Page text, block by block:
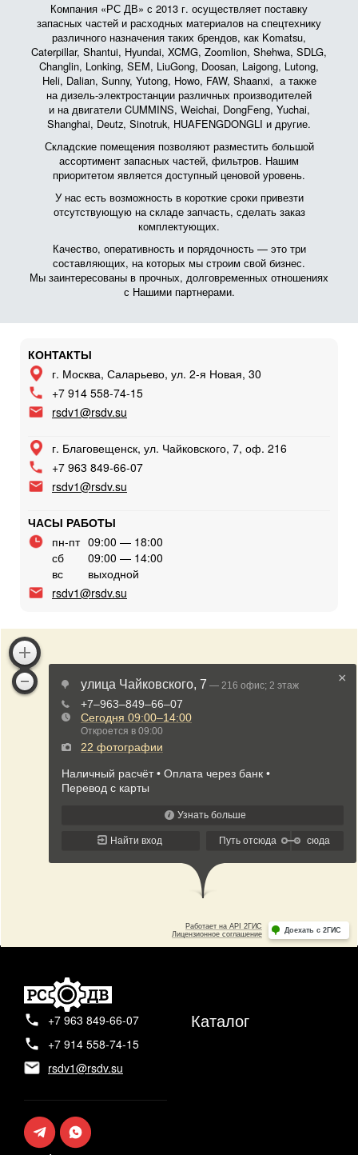
Компания «РС ДВ» с 2013 г. осуществляет поставку
запасных частей и расходных материалов на спецтехнику
различного назначения таких брендов, как Komatsu,
Caterpillar, Shantui, Hyundai, XCMG, Zoomlion, Shehwa, SDLG,
Changlin, Lonking, SEM, LiuGong, Doosan, Laigong, Lutong,
Heli, Dalian, Sunny, Yutong, Howo, FAW, Shaanxi, а также
на дизель-электростанции различных производителей
и на двигатели CUMMINS, Weichai, DongFeng, Yuchai,
Shanghai, Deutz, Sinotruk, HUAFENGDONGLI и другие.
Складские помещения позволяют разместить большой
ассортимент запасных частей, фильтров. Нашим
приоритетом является доступный ценовой уровень.
У нас есть возможность в короткие сроки привезти
отсутствующую на складе запчасть, сделать заказ
комплектующих.
Качество, оперативность и порядочность — это три
составляющих, на которых мы строим свой бизнес.
Мы заинтересованы в прочных, долговременных отношениях
с Нашими партнерами.
КОНТАКТЫ
г. Москва, Саларьево, ул. 2-я Новая, 30
+7 914 558-74-15
rsdv1@rsdv.su
г. Благовещенск, ул. Чайковского, 7, оф. 216
+7 963 849-66-07
rsdv1@rsdv.su
ЧАСЫ РАБОТЫ
пн-пт 09:00 — 18:00
сб
09:00 — 14:00
вс
выходной
rsdv1@rsdv.su
+7 963 849-66-07
+7 914 558-74-15
rsdv1@rsdv.su
Каталог